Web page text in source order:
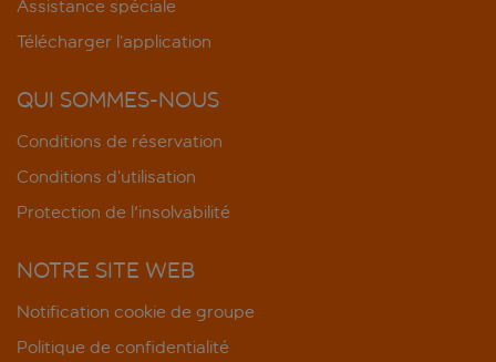
Assistance spéciale
Télécharger l’application
QUI SOMMES-NOUS
Conditions de réservation
Conditions d’utilisation
Protection de l'insolvabilité
NOTRE SITE WEB
Notification cookie de groupe
Politique de confidentialité